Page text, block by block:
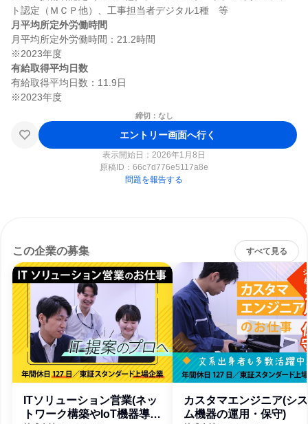
月平均所定外労働時間
月平均所定外労働時間：21.2時間
有給取得平均日数
有給取得平均日数：11.9日
締切：なし
エントリー画面へ行く
表示開始日：2026年1月8日
原稿ID： 66c7d776e5117a8e
問題を報告する
この企業の募集 すべて見る
ITソリューション営業(ネッ
トワーク構築やIoT機器導
カスタマエンジニア(シ
ム機器の運用・保守)